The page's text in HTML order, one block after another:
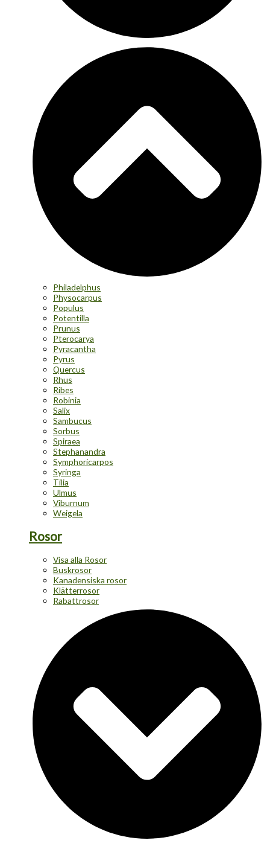
Philadelphus
Physocarpus
Populus
Potentilla
Prunus
Pterocarya
Pyracantha
Pyrus
Quercus
Rhus
Ribes
Robinia
Salix
Sambucus
Sorbus
Spiraea
Stephanandra
Symphoricarpos
Syringa
Tilia
Ulmus
Viburnum
Weigela
Rosor
Visa alla Rosor
Buskrosor
Kanadensiska rosor
Klätterrosor
Rabattrosor